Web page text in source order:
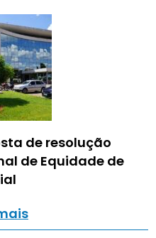
de resolução
de Equidade de